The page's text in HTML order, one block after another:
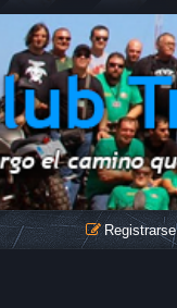
Registrarse